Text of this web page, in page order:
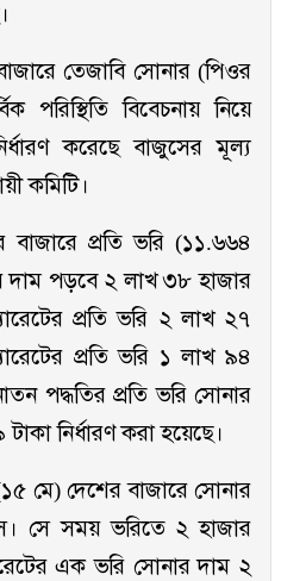
বাজারে তেজাবি সোনার (পিওর
পরিস্থিতি বিবেচনায় নিয়ে
করেছে বাজুসের মূল্য
কমিটি।
প্রতি ভরি (১১.৬৬৪
দাম পড়বে ২ লাখ ৩৮ হাজার
প্রতি ভরি ২ লাখ ২৭
প্রতি ভরি ১ লাখ ৯৪
পদ্ধতির প্রতি ভরি সোনার
নির্ধারণ করা হয়েছে।
মে) দেশের বাজারে সোনার
সে সময় ভরিতে ২ হাজার
এক ভরি সোনার দাম ২